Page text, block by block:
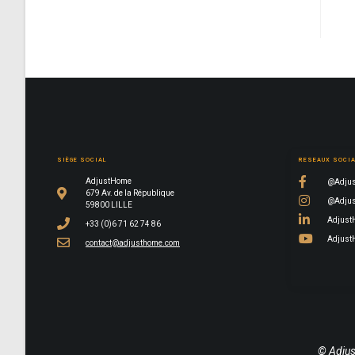
SIÈGE SOCIAL
AdjustHome
679 Av. de la République
59800 LILLE
+33 (0)6 71 62 74 86
contact@adjusthome.com
RESEAUX
©